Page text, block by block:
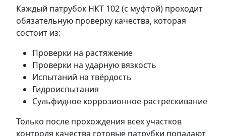
Каждый патрубок НКТ 102 (с муфтой) проходит
обязательную проверку качества, которая
состоит из:
Проверки на растяжение
Проверки на ударную вязкость
Испытаний на твёрдость
Гидроиспытания
Сульфидное коррозионное растрескивание
Только после прохождения всех участков
контроля качества готовые патрубки попадают